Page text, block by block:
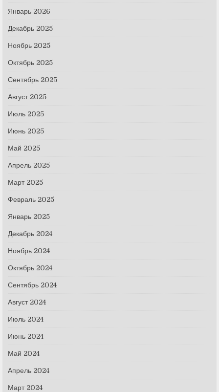
Январь 2026
Декабрь 2025
Ноябрь 2025
Октябрь 2025
Сентябрь 2025
Август 2025
Июль 2025
Июнь 2025
Май 2025
Апрель 2025
Март 2025
Февраль 2025
Январь 2025
Декабрь 2024
Ноябрь 2024
Октябрь 2024
Сентябрь 2024
Август 2024
Июль 2024
Июнь 2024
Май 2024
Апрель 2024
Март 2024